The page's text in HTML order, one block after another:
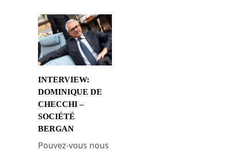
INTERVIEW:
DOMINIQUE DE
CHECCHI –
SOCIÉTÉ
BERGAN
Pouvez-vous nous